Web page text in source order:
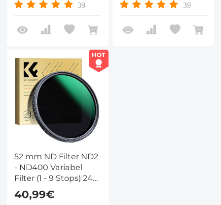
39 39
HOT
52 mm ND Filter ND2
- ND400 Variabel
Filter (1 - 9 Stops) 24
Laags Nano Coating
Nano Dazzle Serie
40,99€